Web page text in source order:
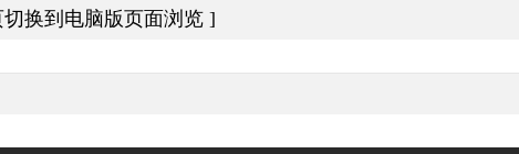
换到电脑版页面浏览 ]